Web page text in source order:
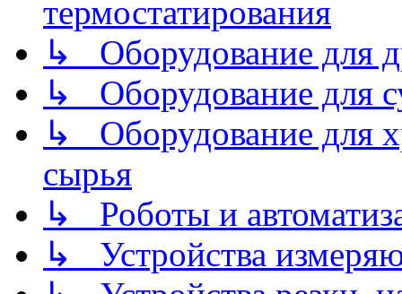
термостатирования
↳ Оборудование для
↳ Оборудование для
↳ Оборудование для
сырья
↳ Роботы и
↳ Устройства